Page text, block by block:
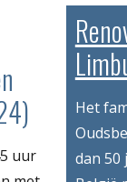
uur
Het
dan 50